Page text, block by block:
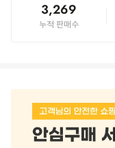
3,269
누적 판매수